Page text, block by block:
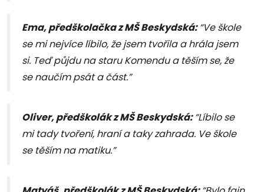
Ema, předškolačka z MŠ Beskydská:“Ve škole
se mi nejvíce líbilo, že jsem tvořila a hrála jsem
si. Teď půjdu na staru Komendu a těším se, že
se naučím psát a část.”
Oliver, předškolák z MŠ Beskydská:“Líbilo se
mi tady tvoření, hraní a taky zahrada. Ve škole
se těším na matiku.”